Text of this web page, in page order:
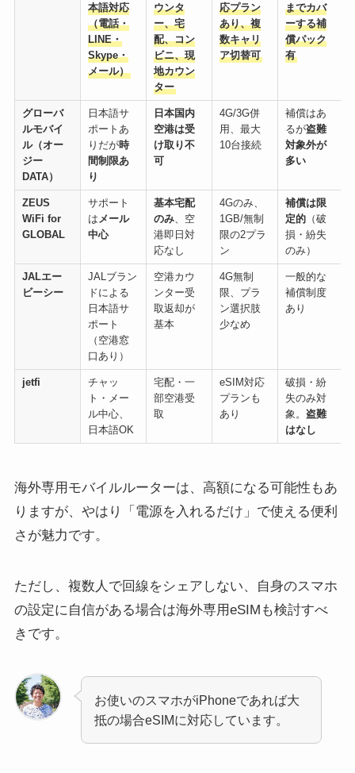
本語対応
（電話・
LINE・
Skype・
メール）
ウンタ
ー、宅
配、コン
ビニ、現
地カウン
ター
応プラン
あり、複
数キャリ
ア切替可
までカバ
ーする補
償パック
有
グローバ
ルモバイ
ル（オー
ジー
DATA）
日本語サ
ポートあ
りだが時
間制限あ
り
日本国内
空港は受
け取り不
可
4G/3G併
用、最大
10台接続
補償はあ
るが盗難
対象外が
多い
ZEUS
WiFi for
GLOBAL
サポート
は メール
中心
基本宅配
のみ 、空
港即日対
応なし
4Gのみ、
1GB/無制
限の2プラ
ン
補償は限
定的 （破
損・紛失
のみ）
JALエー
ビーシー
JALブラン
ドによる
日本語サ
ポート
（空港窓
口あり）
空港カウ
ンター受
取返却が
基本
4G無制
限、プラ
ン選択肢
少なめ
一般的な
補償制度
あり
jetfi
チャッ
ト・メー
ル中心、
日本語OK
宅配・一
部空港受
取
eSIM対応
プランも
あり
破損・紛
失のみ対
象。盗難
はなし
海外専用モバイルルーターは、高額になる可能性もあ
りますが、やはり「電源を入れるだけ」で使える便利
さが魅力です。
ただし、複数人で回線をシェアしない、自身のスマホ
の設定に自信がある場合は海外専用eSIMも検討すべ
きです。
お使いのスマホがiPhoneであれば大
抵の場合eSIMに対応しています。